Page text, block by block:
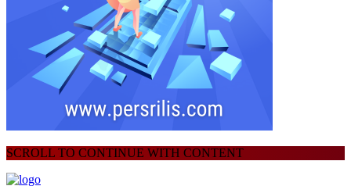
SCROLL TO CONTINUE WITH CONTENT